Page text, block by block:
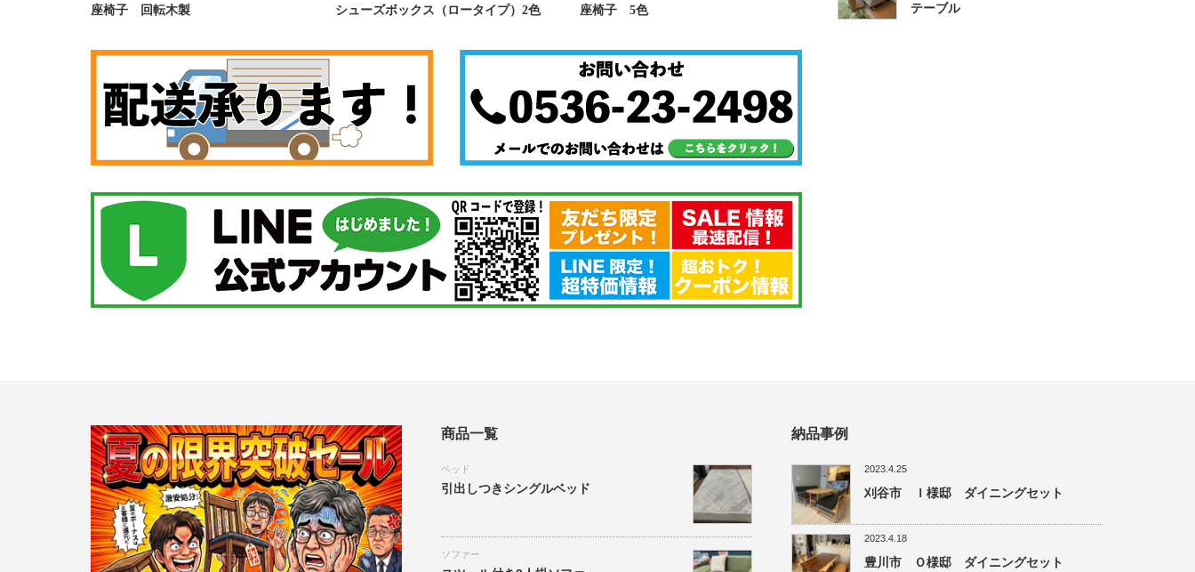
座椅子 回転木製 シューズボックス（ロータイプ）2色 座椅子 5色
テーブル
商品一覧
ベッド
引出しつきシングルベッド
ソファー
納品事例
2023.4.25
刈谷市 Ｉ様邸 ダイニングセット
2023.4.18
豊川市 Ｏ様邸 ダイニングセット